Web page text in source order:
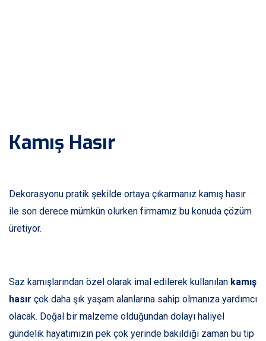
Kamış Hasır
Dekorasyonu pratik şekilde ortaya çıkarmanız kamış hasır
ile son derece mümkün olurken firmamız bu konuda çözüm
üretiyor.
Saz kamışlarından özel olarak imal edilerek kullanılan kamış
hasır çok daha şık yaşam alanlarına sahip olmanıza yardımcı
olacak. Doğal bir malzeme olduğundan dolayı haliyel
gündelik hayatımızın pek çok yerinde bakıldığı zaman bu tip